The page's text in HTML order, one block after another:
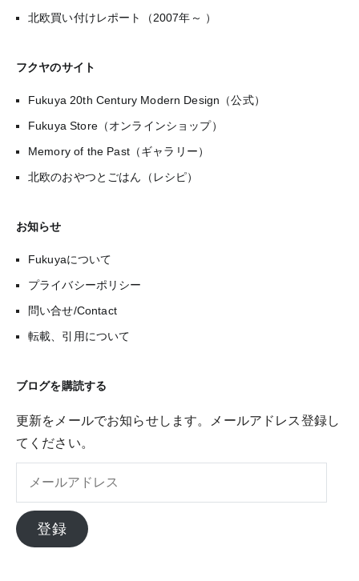
北欧買い付けレポート（2007年～ ）
フクヤのサイト
Fukuya 20th Century Modern Design（公式）
Fukuya Store（オンラインショップ）
Memory of the Past（ギャラリー）
北欧のおやつとごはん（レシピ）
お知らせ
Fukuyaについて
プライバシーポリシー
問い合せ/Contact
転載、引用について
ブログを購読する
更新をメールでお知らせします。メールアドレス登録し
てください。
ル
ア
登録